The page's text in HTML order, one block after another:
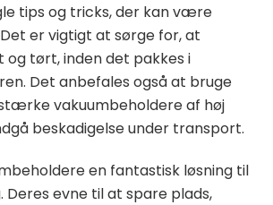
tips og tricks, der kan være
er vigtigt at sørge for, at
og tørt, inden det pakkes i
Det anbefales også at bruge
vakuumbeholdere af høj
beskadigelse under transport.
en fantastisk løsning til
Deres evne til at spare plads,